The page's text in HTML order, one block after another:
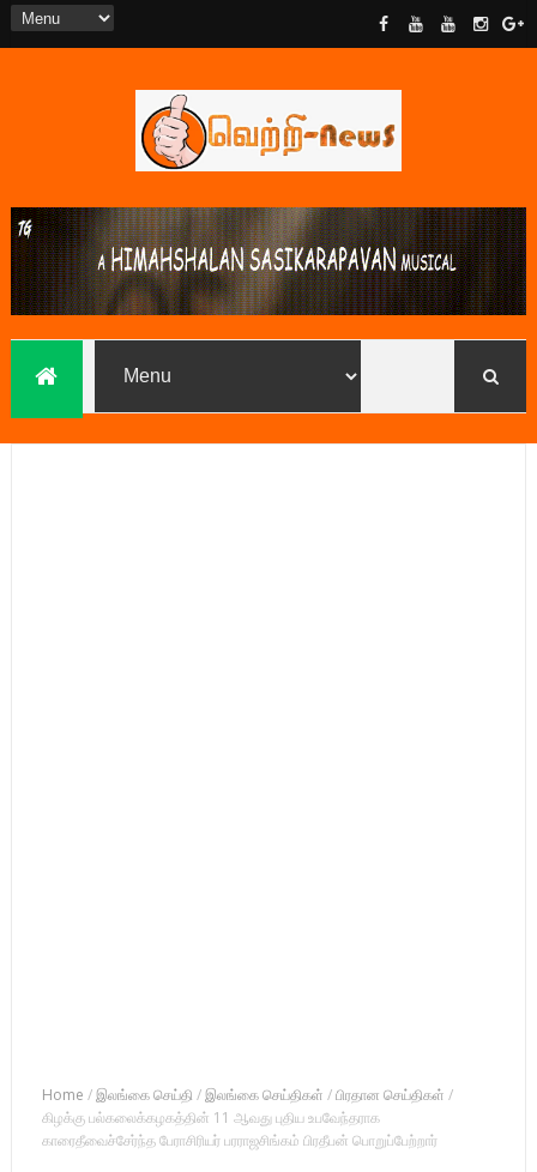
Home /இலங்கை செய்தி /இலங்கை செய்திகள் /பிரதான செய்திகள் /
கிழக்கு பல்கலைக்கழகத்தின் 11 ஆவது புதிய உபவேந்தராக
காரைதீவைச்சேர்ந்த பேராசிரியர் பரராஜசிங்கம் பிரதீபன் பொறுப்பேற்றார்